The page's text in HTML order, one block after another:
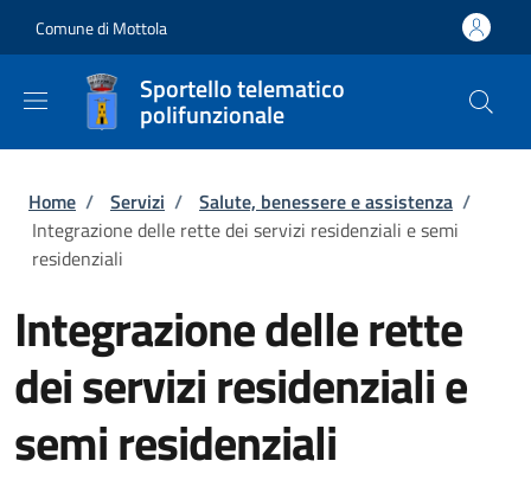
Comune di Mottola
Sportello telematico
polifunzionale
Briciole di pane
Home / Servizi / Salute, benessere e assistenza /
Integrazione delle rette dei servizi residenziali e semi
residenziali
Integrazione delle rette
dei servizi residenziali e
semi residenziali